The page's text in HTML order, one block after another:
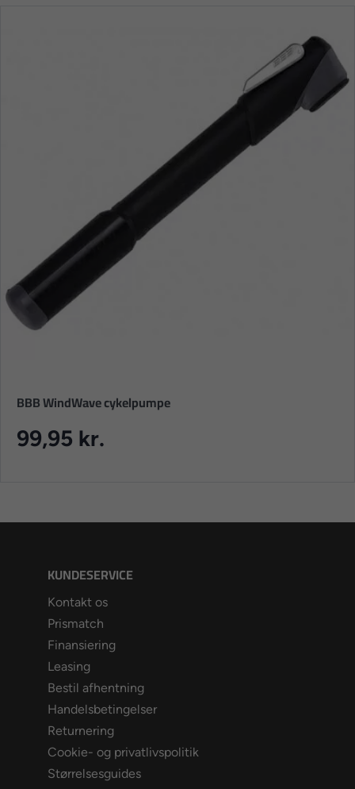
BBB WindWave cykelpumpe
99,95 kr.
KUNDESERVICE
Kontakt os
Prismatch
Finansiering
Leasing
Bestil afhentning
Handelsbetingelser
Returnering
Cookie- og privatlivspolitik
Størrelsesguides